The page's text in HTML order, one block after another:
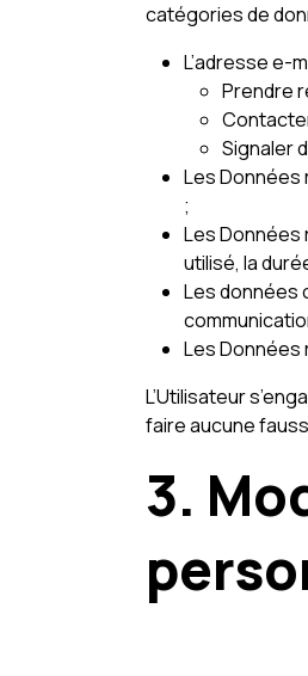
catégories de
L’adresse e-
Prendre
Signaler
Les
;
Les Données
utilisé, la
Les données
Les Données
L’Utilisateur
faire aucune
3.